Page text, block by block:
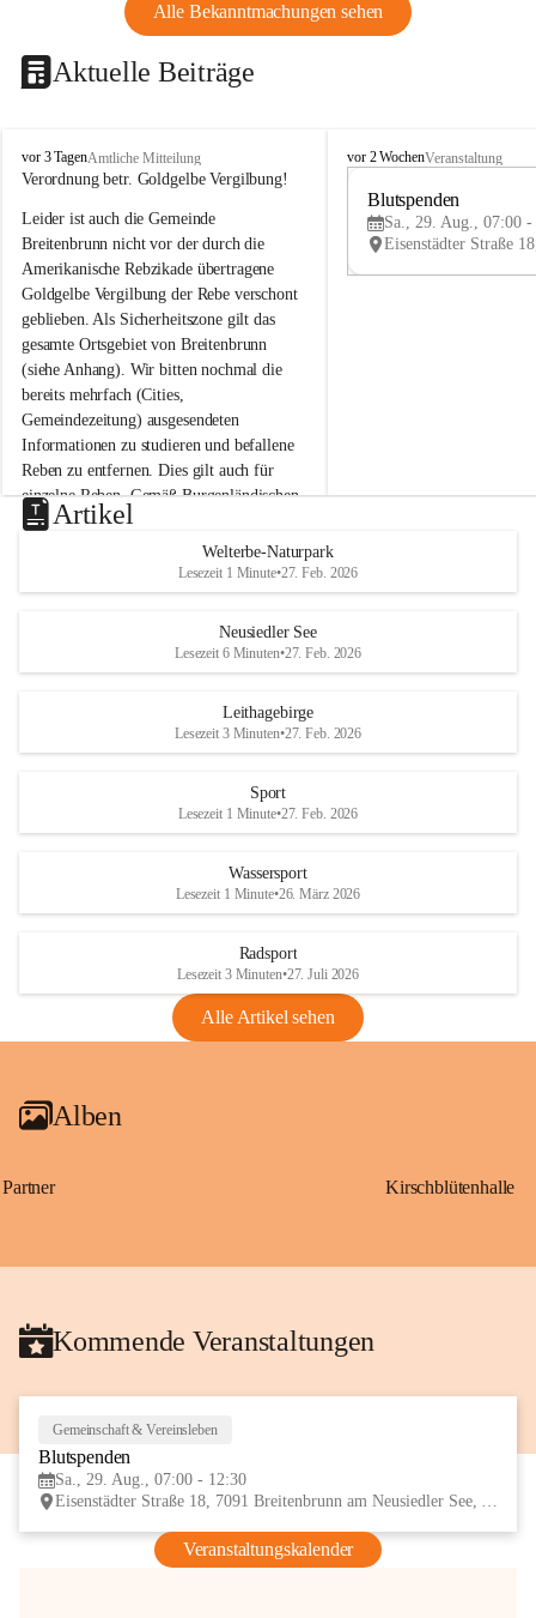
Alle Bekanntmachungen sehen
Aktuelle Beiträge
B
r
i
t
e
n
b
r
u
n
n
a
m
N
e
u
s
d
S
vor 3 TagenAmtliche Mitteilung
Verordnung betr. Goldgelbe Vergilbung!
Leider ist auch die Gemeinde
Breitenbrunn nicht vor der durch die
Amerikanische Rebzikade übertragene
Goldgelbe Vergilbung der Rebe verschont
geblieben. Als Sicherheitszone gilt das
gesamte Ortsgebiet von Breitenbrunn
(siehe Anhang). Wir bitten nochmal die
bereits mehrfach (Cities,
Gemeindezeitung) ausgesendeten
Informationen zu studieren und befallene
Reben zu entfernen. Dies gilt auch für
einzelne Reben. Gemäß Burgenländischen
Weinbaugesetz sind nicht gepflegte oder
unzulässige Weingärten zu roden! Bitte
helfen wir zusammen um unsere Winzer
vor den prognostizierten Ernteausfällen
und den daraus folgenden wirtschaftlichen
Maßnahmen zur Bekämpfung
Rebe und der Amerikanischen
Anhang VBl. EU Nr. 18
1 Seite•1,4 MB
VBl. EU Nr. 18_2026
B
e
u
e
d
r
S
vor 2 WochenVeranstaltung
Blutspenden
Sa., 29. Aug., 07:00 -
Artikel
Welterbe-Naturpark
Lesezeit 1 Minute•27. Feb. 2026
Neusiedler See
Lesezeit 6 Minuten•27. Feb. 2026
Leithagebirge
Lesezeit 3 Minuten•27. Feb. 2026
Sport
Lesezeit 1 Minute•27. Feb. 2026
Wassersport
Lesezeit 1 Minute•26. März 2026
Radsport
Lesezeit 3 Minuten•27. Juli 2026
Alle Artikel sehen
Alben
Partner Kirschblütenhalle
Kommende Veranstaltungen
Gemeinschaft & Vereinsleben
Blutspenden
Sa., 29. Aug., 07:00 - 12:30
Eisenstädter Straße 18, 7091 Breitenbrunn am Neusiedler See, AUT
Veranstaltungskalender